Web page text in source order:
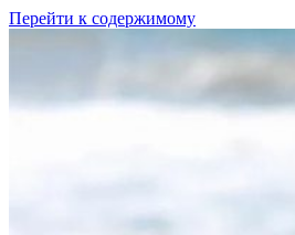
Перейти к содержимому